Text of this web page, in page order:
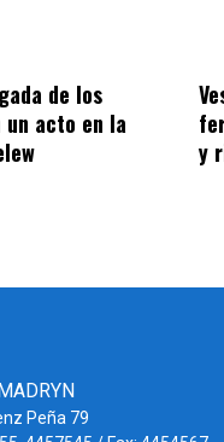
de los
un acto en la
y
Peña 79